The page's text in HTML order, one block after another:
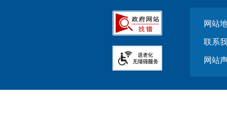
网站
联系
网站